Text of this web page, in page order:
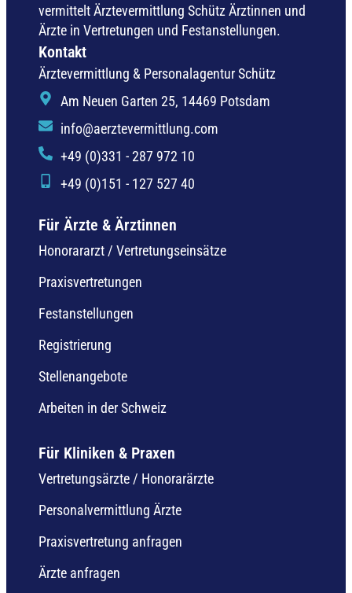
vermittelt Ärztevermittlung Schütz Ärztinnen und
Ärzte in Vertretungen und Festanstellungen.
Für Ärzte & Ärztinnen
Honorararzt / Vertretungseinsätze
Praxisvertretungen
Festanstellungen
Registrierung
Stellenangebote
Arbeiten in der Schweiz
Für Kliniken & Praxen
Vertretungsärzte / Honorarärzte
Personalvermittlung Ärzte
Praxisvertretung anfragen
Ärzte anfragen
Kontakt
Ärztevermittlung & Personalagentur Schütz
Am Neuen Garten 25, 14469 Potsdam
info@aerztevermittlung.com
+49 (0)331 - 287 972 10
+49 (0)151 - 127 527 40